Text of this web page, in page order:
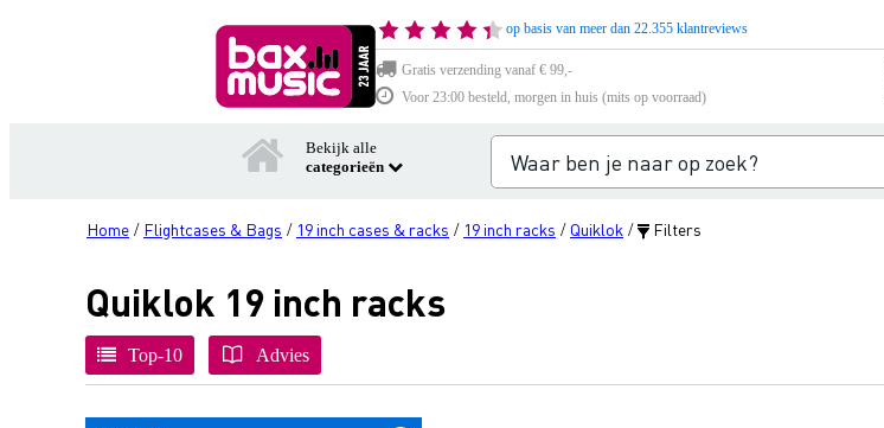
op basis van meer dan 22.355 klantreviews
Gratis verzending vanaf € 99,-
Voor 23:00 besteld, morgen in huis (mits op voorraad)
Bekijk alle
categorieën
Home / Flightcases & Bags / 19 inch cases & racks / 19 inch racks / Quiklok / Filters
Quiklok 19 inch racks
Top-10 Advies